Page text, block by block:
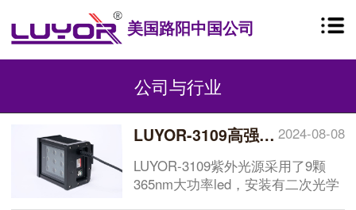
美国路阳中国公司
公司与行业
2024-08-08
LUYOR-3109高强度紫外催化光源促销
LUYOR-3109紫外光源采用了9颗
365nm大功率led，安装有二次光学